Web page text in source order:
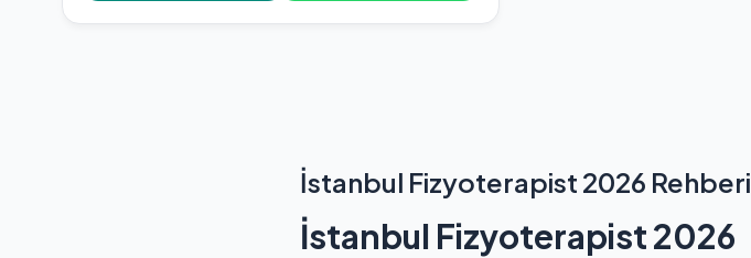
İstanbul Fizyoterapist 2026 Rehberi
İstanbul Fizyoterapist 2026